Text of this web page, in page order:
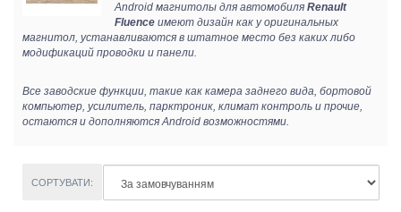
Android магнитолы для автомобиля Renault
Fluence имеют дизайн как у оригинальных
магнитол, устанавливаются в штатное место без каких либо
модификаций проводки и панели.
Все заводские функции, такие как камера заднего вида, бортовой
компьютер, усилитель, парктроник, климат контроль и прочие,
остаются и дополняются Android возможностями.
СОРТУВАТИ: